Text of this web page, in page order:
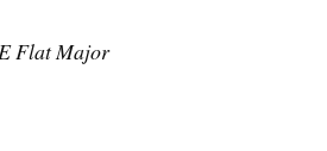
Flat Major